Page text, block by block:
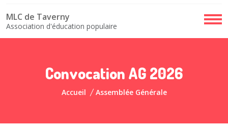
MLC de Taverny
Association d'éducation populaire
Convocation AG 2026
Accueil Assemblée Générale